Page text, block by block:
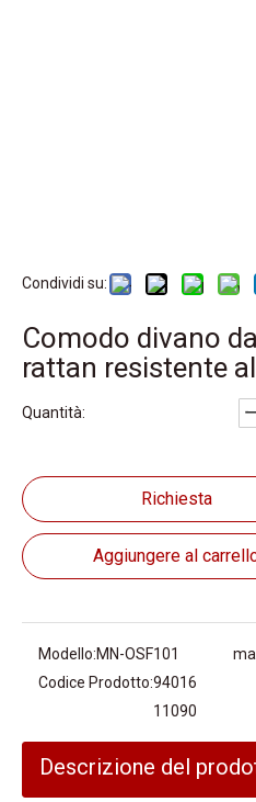
Condividi su:
Comodo divano
rattan resistente
Quantità:
Richiesta
Aggiungere al
Modello:MN-OSF101
Codice Prodotto:94016
11090
Descrizione del